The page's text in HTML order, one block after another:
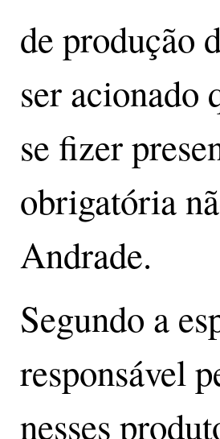
de produção
ser acionado
se fizer
obrigatória
Andrade.
Segundo a
responsável
nesses